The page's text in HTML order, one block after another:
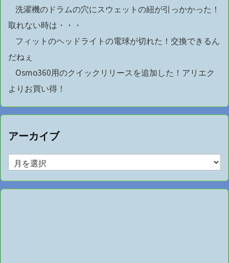
洗濯機のドラムの穴にスウェットの紐が引っかかった！
取れない時は・・・
フィットのヘッドライトの電球が切れた！交換できるん
だねぇ
Osmo360用のクイックリリースを追加した！アリエク
よりお買い得！
アーカイブ
ー
カ